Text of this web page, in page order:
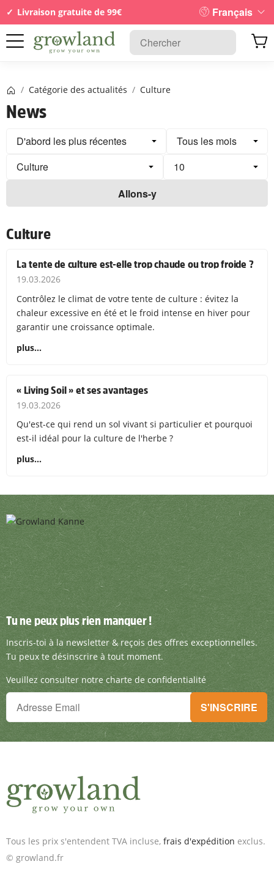
Livraison gratuite de 99€ Français
Page d’accueil
/ Catégorie des actualités / Culture
News
Allons-y
Culture
La tente de culture est-elle trop chaude ou trop froide ?
19.03.2026
Contrôlez le climat de votre tente de culture : évitez la
chaleur excessive en été et le froid intense en hiver pour
garantir une croissance optimale.
plus…
« Living Soil » et ses avantages
19.03.2026
Qu'est-ce qui rend un sol vivant si particulier et pourquoi
est-il idéal pour la culture de l'herbe ?
plus…
Tu ne peux plus rien manquer !
Inscris-toi à la newsletter & reçois des offres
Tu ne peux plus rien manquer !
Inscris-toi à la newsletter & reçois des offres exceptionnelles.
Tu peux te désinscrire à tout moment.
Veuillez consulter notre charte de confidentialité
Tu ne peux plus rien manquer !
Inscris-toi à la newsletter & reçois des offres exceptionnelles.
S'INSCRIRE
Tous les prix s'entendent TVA incluse, frais d'expédition exclus.
© growland.fr